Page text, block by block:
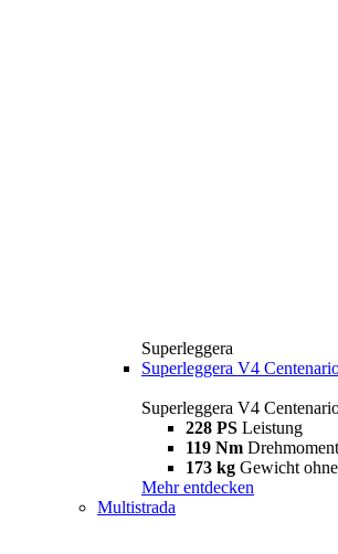
Superleggera
Superleggera V4
Superleggera V4
228 PS Leistung
119 Nm Drehmoment
173 kg Gewicht
Mehr entdecken
Multistrada